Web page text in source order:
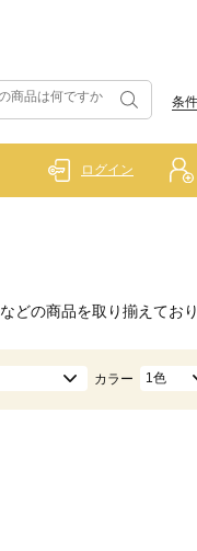
条
ログイン
などの商品を取り揃えており
カラー 1色